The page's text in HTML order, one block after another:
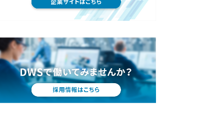
サーバーレス
プライベート
メンバー紹介